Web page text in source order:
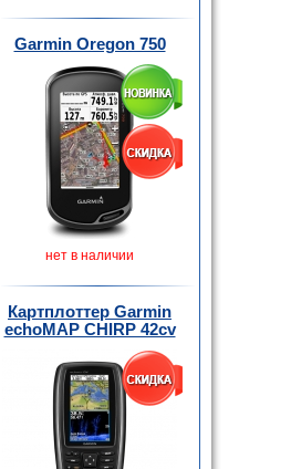
Garmin Oregon 750
нет в наличии
Картплоттер Garmin
echoMAP CHIRP 42cv